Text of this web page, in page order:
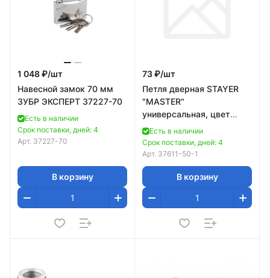
1 048 ₽/шт
Навесной замок 70 мм
ЗУБР ЭКСПЕРТ 37227-70
Есть в наличии
Срок поставки, дней: 4
Арт. 37227-70
В корзину
73 ₽/шт
Петля дверная STAYER
"MASTER"
универсальная, цвет
белый цинк, 50мм
Есть в наличии
Срок поставки, дней: 4
Арт. 37611-50-1
В корзину